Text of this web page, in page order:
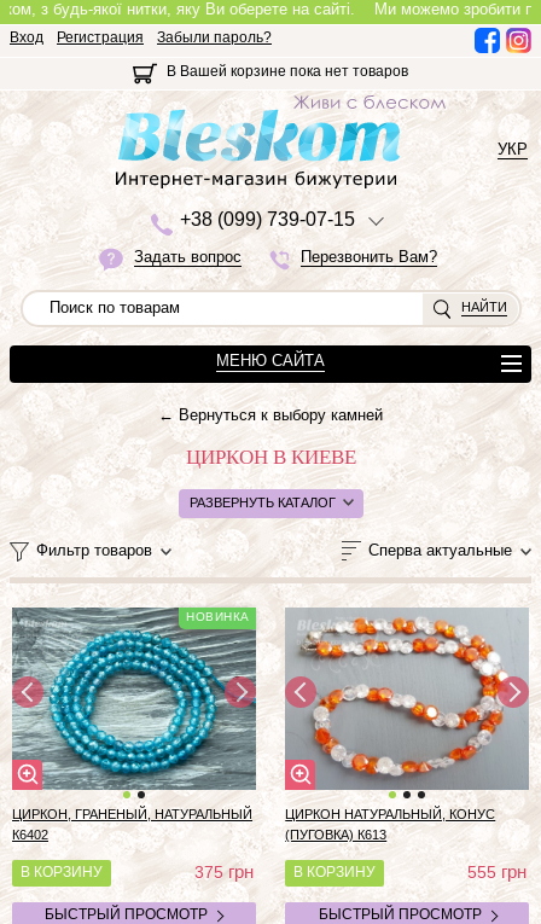
з будь-якої нитки, яку Ви оберете на сайті.Ми можемо зробити
Вход Регистрация
Забыли пароль?
В Вашей корзине пока нет товаров
+38 (099) 739-07-15
Задать вопрос Перезвонить Вам?
УКР
НАЙТИ
МЕНЮ САЙТА
← Вернуться к выбору камней
ЦИРКОН В КИЕВЕ
РАЗВЕРНУТЬ КАТАЛОГ
Фильтр товаров Сперва актуальные
ЦИРКОН, ГРАНЕНЫЙ, НАТУРАЛЬНЫЙ
К6402
В КОРЗИНУ 375грн
БЫСТРЫЙ ПРОСМОТР
ЦИРКОН НАТУРАЛЬНЫЙ, КОНУС
(ПУГОВКА) К613
В КОРЗИНУ 555грн
БЫСТРЫЙ ПРОСМОТР